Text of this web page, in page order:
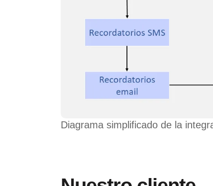
Diagrama simplificado de la